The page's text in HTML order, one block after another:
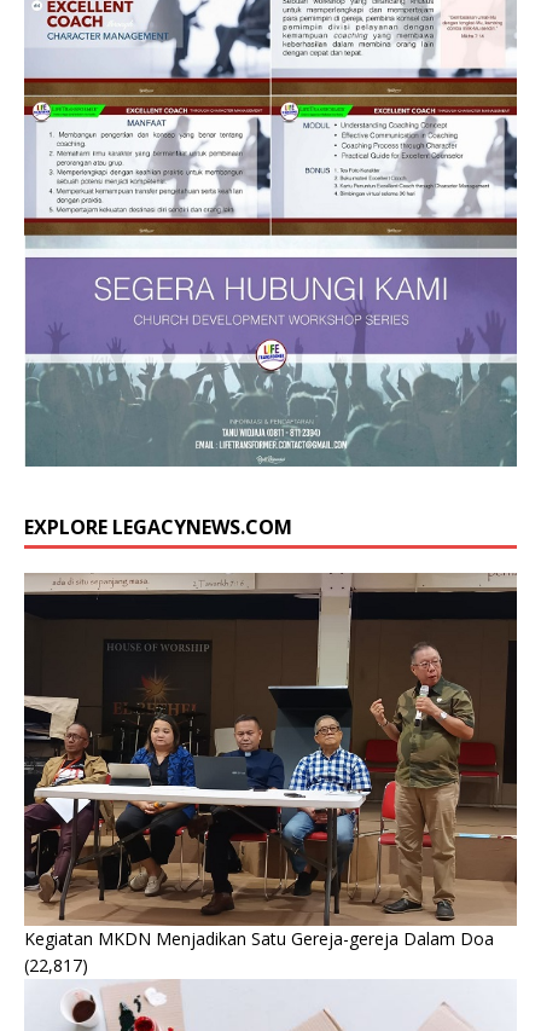
EXPLORE LEGACYNEWS.COM
Kegiatan MKDN Menjadikan Satu Gereja-gereja Dalam Doa
(22,817)